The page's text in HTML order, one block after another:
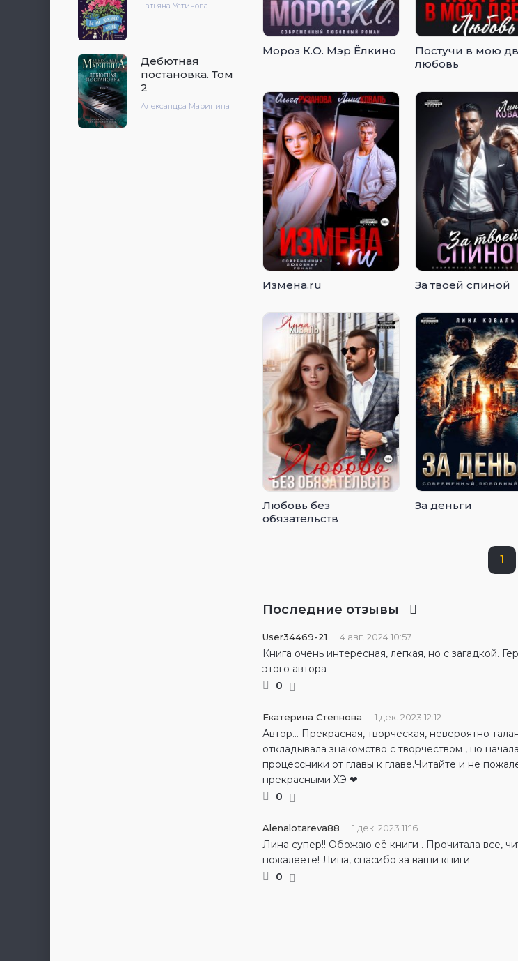
Татьяна Устинова
Дебютная
постановка. Том
2
Александра Маринина
Мороз К.О. Мэр Ёлкино
Постучи в мою
любовь
Измена.ru За твоей спиной
Любовь без
обязательств
За деньги
1
Последние отзывы
User34469-21 4 авг. 2024 10:57
Книга очень интересная, легкая, но с загадкой.
этого автора
0
Екатерина Степнова 1 дек. 2023 12:12
Автор… Прекрасная, творческая, невероятно
откладывала знакомство с творчеством , но
процессники от главы к главе.Читайте и не
прекрасными ХЭ ❤
0
Alenalotareva88 1 дек. 2023 11:16
Лина супер!! Обожаю её книги . Прочитала все,
пожалеете! Лина, спасибо за ваши книги
0